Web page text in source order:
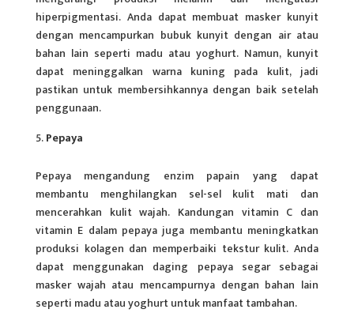
hiperpigmentasi. Anda dapat membuat masker kunyit
dengan mencampurkan bubuk kunyit dengan air atau
bahan lain seperti madu atau yoghurt. Namun, kunyit
dapat meninggalkan warna kuning pada kulit, jadi
pastikan untuk membersihkannya dengan baik setelah
penggunaan.
Pepaya
Pepaya mengandung enzim papain yang dapat
membantu menghilangkan sel-sel kulit mati dan
mencerahkan kulit wajah. Kandungan vitamin C dan
vitamin E dalam pepaya juga membantu meningkatkan
produksi kolagen dan memperbaiki tekstur kulit. Anda
dapat menggunakan daging pepaya segar sebagai
masker wajah atau mencampurnya dengan bahan lain
seperti madu atau yoghurt untuk manfaat tambahan.